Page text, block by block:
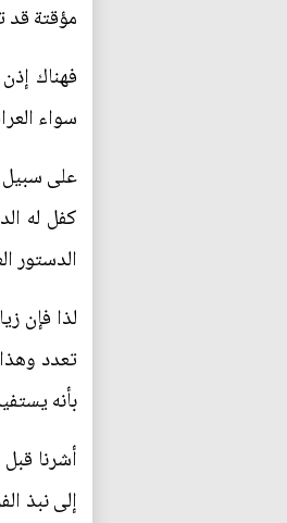
مؤقتة قد
فهناك
سواء
على سبيل
كفل له
الدستور
لذا فإن
تعدد
بأنه
أشرنا